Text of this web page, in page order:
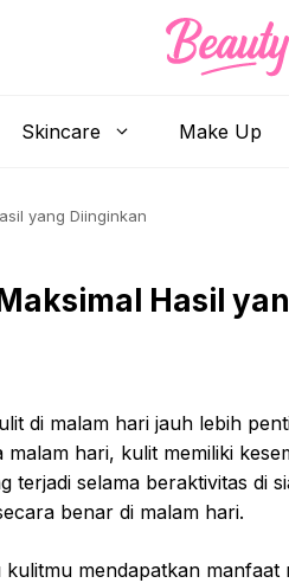
Skincare Make Up
yang Diinginkan
Hasil
di malam hari jauh lebih
hari, kulit memiliki
terjadi selama beraktivitas di
benar di malam hari.
mendapatkan manfaat